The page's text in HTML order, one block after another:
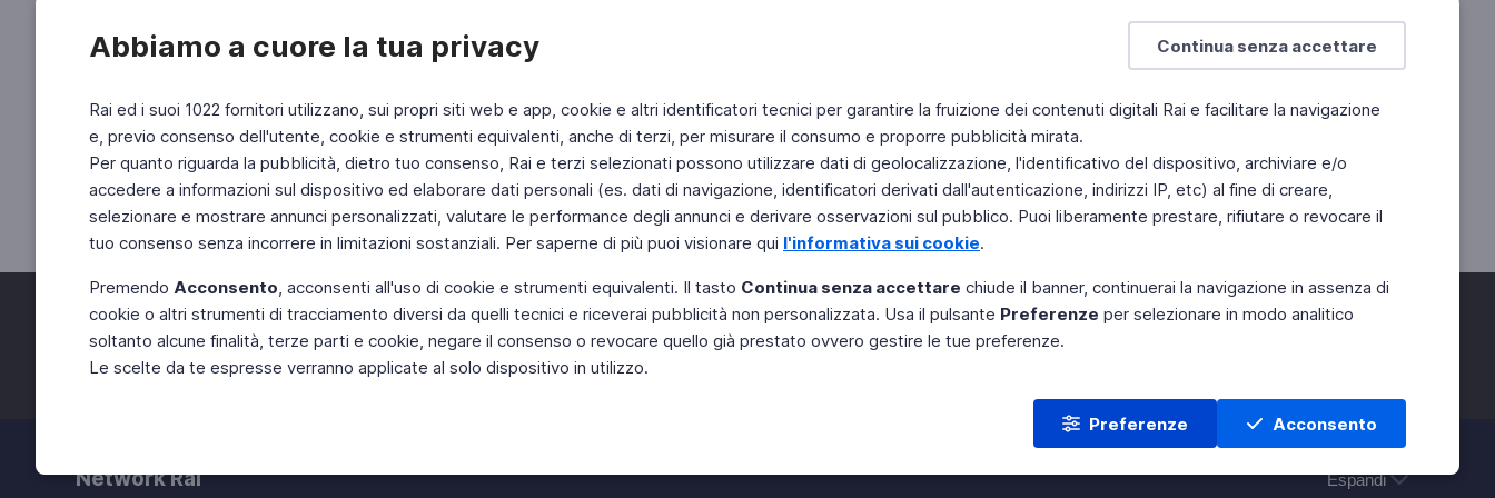
Continua senza accettare
Abbiamo a cuore la tua privacy
Rai ed i suoi 1022 fornitori utilizzano, sui propri siti web e app, cookie e altri identificatori tecnici per garantire la fruizione dei contenuti digitali Rai e facilitare la navigazione
e, previo consenso dell'utente, cookie e strumenti equivalenti, anche di terzi, per misurare il consumo e proporre pubblicità mirata.
Per quanto riguarda la pubblicità, dietro tuo consenso, Rai e terzi selezionati possono utilizzare dati di geolocalizzazione, l'identificativo del dispositivo, archiviare e/o
accedere a informazioni sul dispositivo ed elaborare dati personali (es. dati di navigazione, identificatori derivati dall'autenticazione, indirizzi IP, etc) al fine di creare,
selezionare e mostrare annunci personalizzati, valutare le performance degli annunci e derivare osservazioni sul pubblico. Puoi liberamente prestare, rifiutare o revocare il
tuo consenso senza incorrere in limitazioni sostanziali. Per saperne di più puoi visionare qui l'informativa sui cookie.
Premendo Acconsento, acconsenti all'uso di cookie e strumenti equivalenti. Il tasto Continua senza accettare chiude il banner, continuerai la navigazione in assenza di
cookie o altri strumenti di tracciamento diversi da quelli tecnici e riceverai pubblicità non personalizzata. Usa il pulsante Preferenze per selezionare in modo analitico
soltanto alcune finalità, terze parti e cookie, negare il consenso o revocare quello già prestato ovvero gestire le tue preferenze.
Le scelte da te espresse verranno applicate al solo dispositivo in utilizzo.
Preferenze Acconsento
Facebook Twitter Instagram